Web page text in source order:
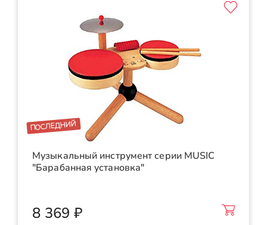
ПОСЛЕДНИЙ
Музыкальный инструмент серии MUSIC
"Барабанная установка"
8 369 ₽